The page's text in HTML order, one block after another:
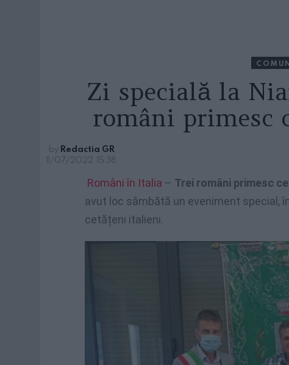
Zi specială la
români primesc
by Redactia GR
11/07/2022, 15:38
Români în Italia – Trei români primesc
avut loc sâmbătă un eveniment special,
cetățeni italieni.